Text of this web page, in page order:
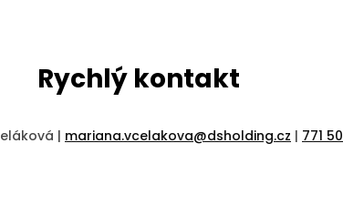
Rychlý kontakt
| mariana.vcelakova@dsholding.cz | 771